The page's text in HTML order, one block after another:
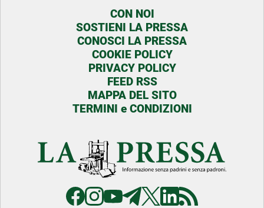
CON NOI
SOSTIENI LA PRESSA
CONOSCI LA PRESSA
COOKIE POLICY
PRIVACY POLICY
FEED RSS
MAPPA DEL SITO
TERMINI e CONDIZIONI